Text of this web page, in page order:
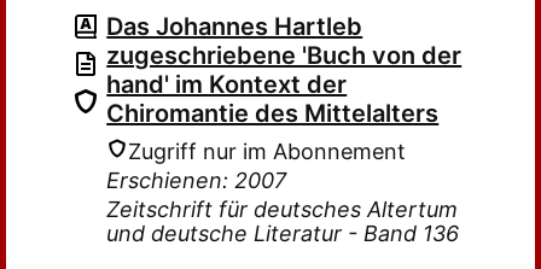
Das Johannes Hartleb
zugeschriebene 'Buch von der
hand' im Kontext der
Chiromantie des Mittelalters
Zugriff nur im Abonnement
Erschienen: 2007
Zeitschrift für deutsches Altertum
und deutsche Literatur - Band 136